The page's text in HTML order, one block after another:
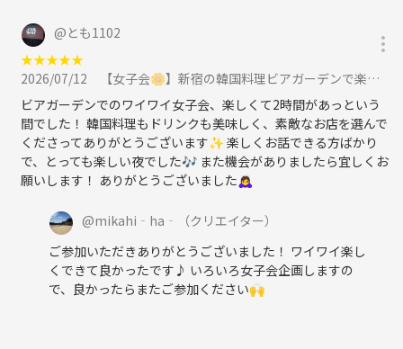
@ とも1102
★★★★★
2026/07/12
【女子会🌼】新宿の韓国料理ビアガーデンで楽しみましょう🍻に参加
ビアガーデンでのワイワイ女子会、楽しくて2時間があっという
間でした！ 韓国料理もドリンクも美味しく、素敵なお店を選んで
くださってありがとうございます✨ 楽しくお話できる方ばかり
で、とっても楽しい夜でした🎶 また機会がありましたら宜しくお
願いします！ ありがとうございました🙇‍♀
@mikahi‐ha‐
（クリエイター）
ご参加いただきありがとうございました！ ワイワイ楽し
くできて良かったです♪ いろいろ女子会企画しますの
で、良かったらまたご参加ください🙌